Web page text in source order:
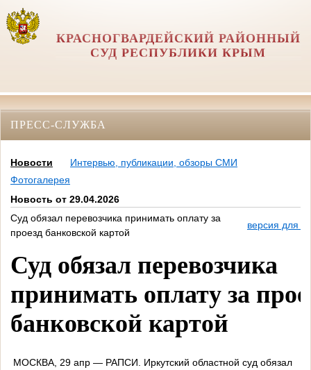
КРАСНОГВАРДЕЙСКИЙ РАЙОННЫЙ
СУД РЕСПУБЛИКИ КРЫМ
ПРЕСС-СЛУЖБА
Новости
Интервью, публикации, обзоры СМИ
Фотогалерея
Новость от 29.04.2026
Суд обязал перевозчика принимать оплату за
проезд банковской картой
версия для
Суд обязал перевозчика
принимать оплату за
банковской картой
МОСКВА, 29 апр — РАПСИ. Иркутский областной суд обязал